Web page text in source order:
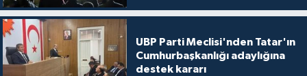
UBP Parti Meclisi'nden Tatar'ın
Cumhurbaşkanlığı adaylığına
destek kararı